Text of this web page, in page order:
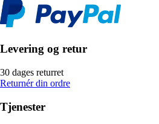
Levering og retur
30 dages returret
Returnér din ordre
Tjenester